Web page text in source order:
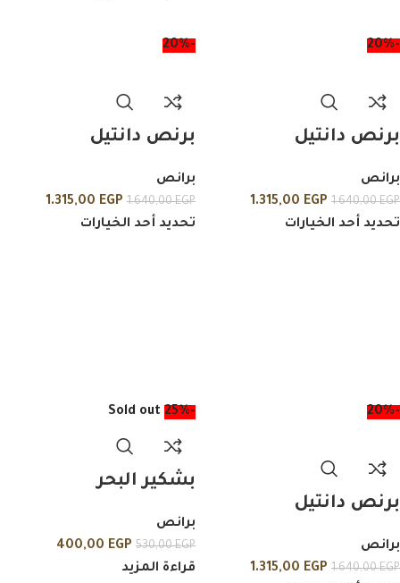
-20%
برنص دانتيل
برانص
1.640,00EGP
1.315,00 EGP
تحديد أحد الخيارات
-20%
برنص دانتيل
برانص
1.640,00EGP
1.315,00 EGP
تحديد أحد الخيارات
-20%
برنص دانتيل
برانص
1.640,00EGP
1.315,00 EGP
-25%
Sold out
بشكير البحر
برانص
530,00EGP
400,00 EGP
قراءة المزيد